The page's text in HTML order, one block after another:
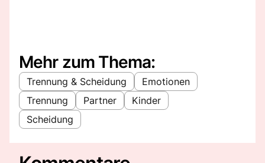
Mehr zum Thema:
Trennung & Scheidung
Emotionen
Trennung
Partner
Kinder
Scheidung